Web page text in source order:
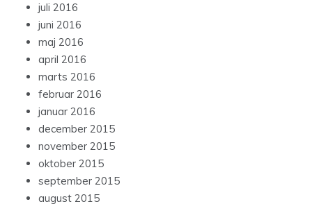
juli 2016
juni 2016
maj 2016
april 2016
marts 2016
februar 2016
januar 2016
december 2015
november 2015
oktober 2015
september 2015
august 2015